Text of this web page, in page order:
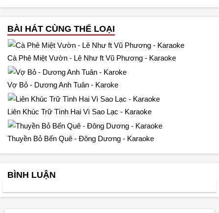
BÀI HÁT CÙNG THỂ LOẠI
Cà Phê Miệt Vườn - Lê Như ft Vũ Phương - Karaoke
Vợ Bỏ - Dương Anh Tuân - Karoke
Liên Khúc Trữ Tình Hai Vì Sao Lạc - Karaoke
Thuyền Bỏ Bến Quê - Đông Dương - Karaoke
BÌNH LUẬN